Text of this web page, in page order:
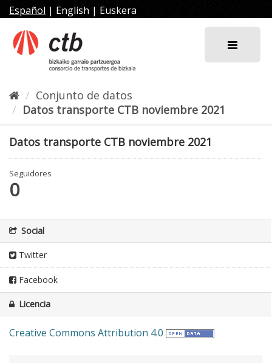
al
contenido
Español | English | Euskera
Conjunto de datos
Datos transporte CTB noviembre 2021
Datos transporte CTB noviembre 2021
Seguidores
0
Social
Twitter
Facebook
Licencia
Creative Commons Attribution 4.0